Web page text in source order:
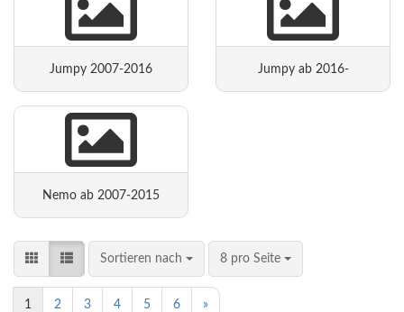
Jumpy 2007-2016 Jumpy ab 2016-
Nemo ab 2007-2015
Sortieren nach 8 pro Seite
1 2 3 4 5 6 »